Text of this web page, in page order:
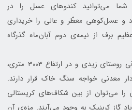
شما می‌توانید کندوهای عسل را در
و عسل‌کوهی ‌معطّر و عالی را خریداری
برف از نیمه‌ی دوم آبان‌ماه گذرگاه
در 16 کیلومتری شمال‌ شرقی روستای زیدی و در ارتفاع 3003 متری،
معدنی خواجه سنگ‌ خاك قرار دارند.
را می‌توان از بین شکاف‌های کریستالی
گاز‌ کربنیک به وجود می‌آیند. مزه‌ی آن